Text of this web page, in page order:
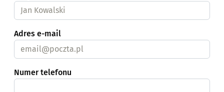
Adres e-mail
Numer telefonu